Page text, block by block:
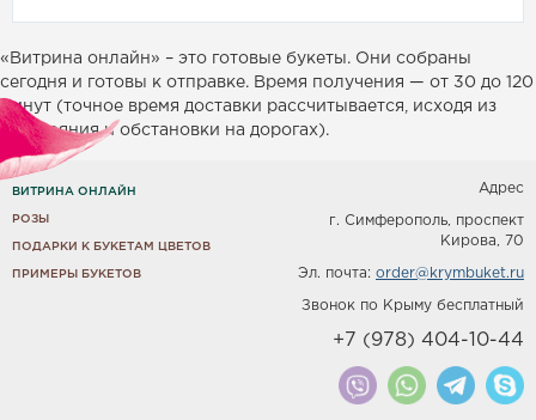
«Витрина онлайн» – это готовые букеты. Они собраны
сегодня и готовы к отправке. Время получения — от 30 до 120
минут (точное время доставки рассчитывается, исходя из
расстояния и обстановки на дорогах).
ВИТРИНА ОНЛАЙН
РОЗЫ
ПОДАРКИ К БУКЕТАМ ЦВЕТОВ
ПРИМЕРЫ БУКЕТОВ
Адрес
г. Симферополь, проспект
Кирова, 70
Эл. почта: order@krymbuket.ru
Звонок по Крыму бесплатный
+7 (978) 404-10-44